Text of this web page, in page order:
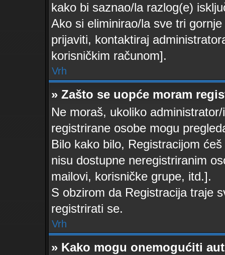
kako bi saznao/la razlog(e)
Ako si eliminirao/la sve tri
prijaviti, kontaktiraj
korisničkim računom].
Vrh
» Zašto se uopće moram
Ne moraš, ukoliko
registrirane osobe mogu
Bilo kako bilo, Registracijom
nisu dostupne neregistriranim
mailovi, korisničke grupe, itd.].
S obzirom da Registracija traje
registrirati se.
Vrh
» Kako mogu onemogućiti